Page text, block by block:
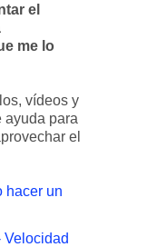
el
me lo
vídeos y
ayuda para
el
hacer un
Velocidad